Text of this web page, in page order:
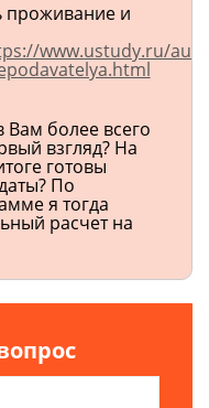
проживание и
www.ustudy.ru/
Вам более всего
взгляд? На
готовы
По
я тогда
расчет на